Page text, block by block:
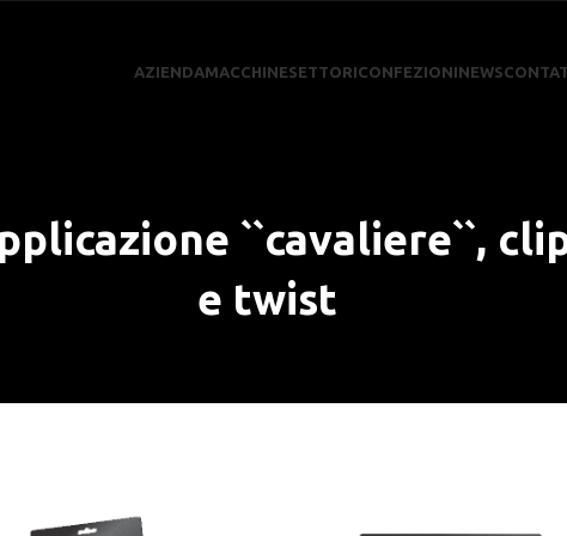
AZIENDAMACCHINESETTORICONFEZIONINEWS
``cavaliere``,
e twist